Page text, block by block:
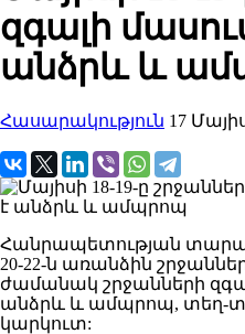
զգալի
անձրև և
Հասարակություն 17
Հանրապետության
20-22-ն առանձին
ժամանակ շրջանների
անձրև և ամպրոպ, տեղ-
կարկուտ: